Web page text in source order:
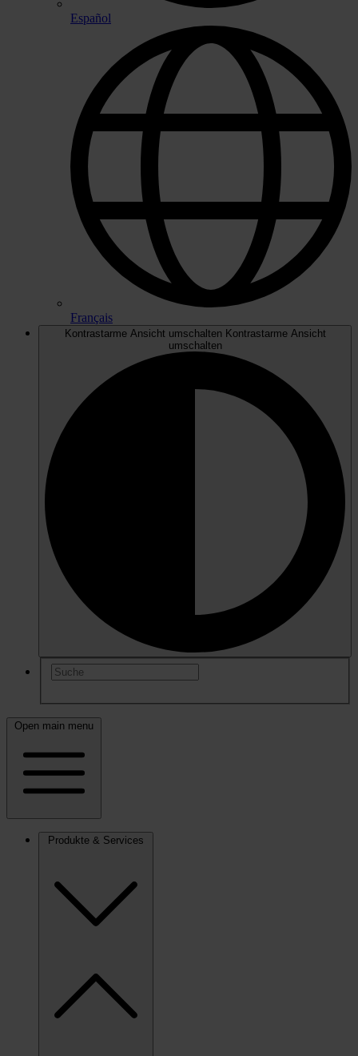
Español
Français
Kontrastarme Ansicht umschalten Kontrastarme Ansicht
umschalten
Open main menu
Produkte & Services